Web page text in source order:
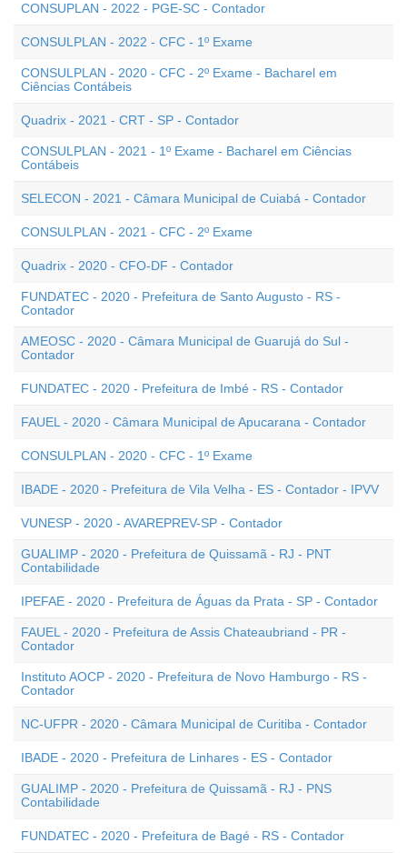
CONSUPLAN - 2022 - PGE-SC - Contador
CONSULPLAN - 2022 - CFC - 1º Exame
CONSULPLAN - 2020 - CFC - 2º Exame - Bacharel em
Ciências Contábeis
Quadrix - 2021 - CRT - SP - Contador
CONSULPLAN - 2021 - 1º Exame - Bacharel em Ciências
Contábeis
SELECON - 2021 - Câmara Municipal de Cuiabá - Contador
CONSULPLAN - 2021 - CFC - 2º Exame
Quadrix - 2020 - CFO-DF - Contador
FUNDATEC - 2020 - Prefeitura de Santo Augusto - RS -
Contador
AMEOSC - 2020 - Câmara Municipal de Guarujá do Sul -
Contador
FUNDATEC - 2020 - Prefeitura de Imbé - RS - Contador
FAUEL - 2020 - Câmara Municipal de Apucarana - Contador
CONSULPLAN - 2020 - CFC - 1º Exame
IBADE - 2020 - Prefeitura de Vila Velha - ES - Contador - IPVV
VUNESP - 2020 - AVAREPREV-SP - Contador
GUALIMP - 2020 - Prefeitura de Quissamã - RJ - PNT
Contabilidade
IPEFAE - 2020 - Prefeitura de Águas da Prata - SP - Contador
FAUEL - 2020 - Prefeitura de Assis Chateaubriand - PR -
Contador
Instituto AOCP - 2020 - Prefeitura de Novo Hamburgo - RS -
Contador
NC-UFPR - 2020 - Câmara Municipal de Curitiba - Contador
IBADE - 2020 - Prefeitura de Linhares - ES - Contador
GUALIMP - 2020 - Prefeitura de Quissamã - RJ - PNS
Contabilidade
FUNDATEC - 2020 - Prefeitura de Bagé - RS - Contador